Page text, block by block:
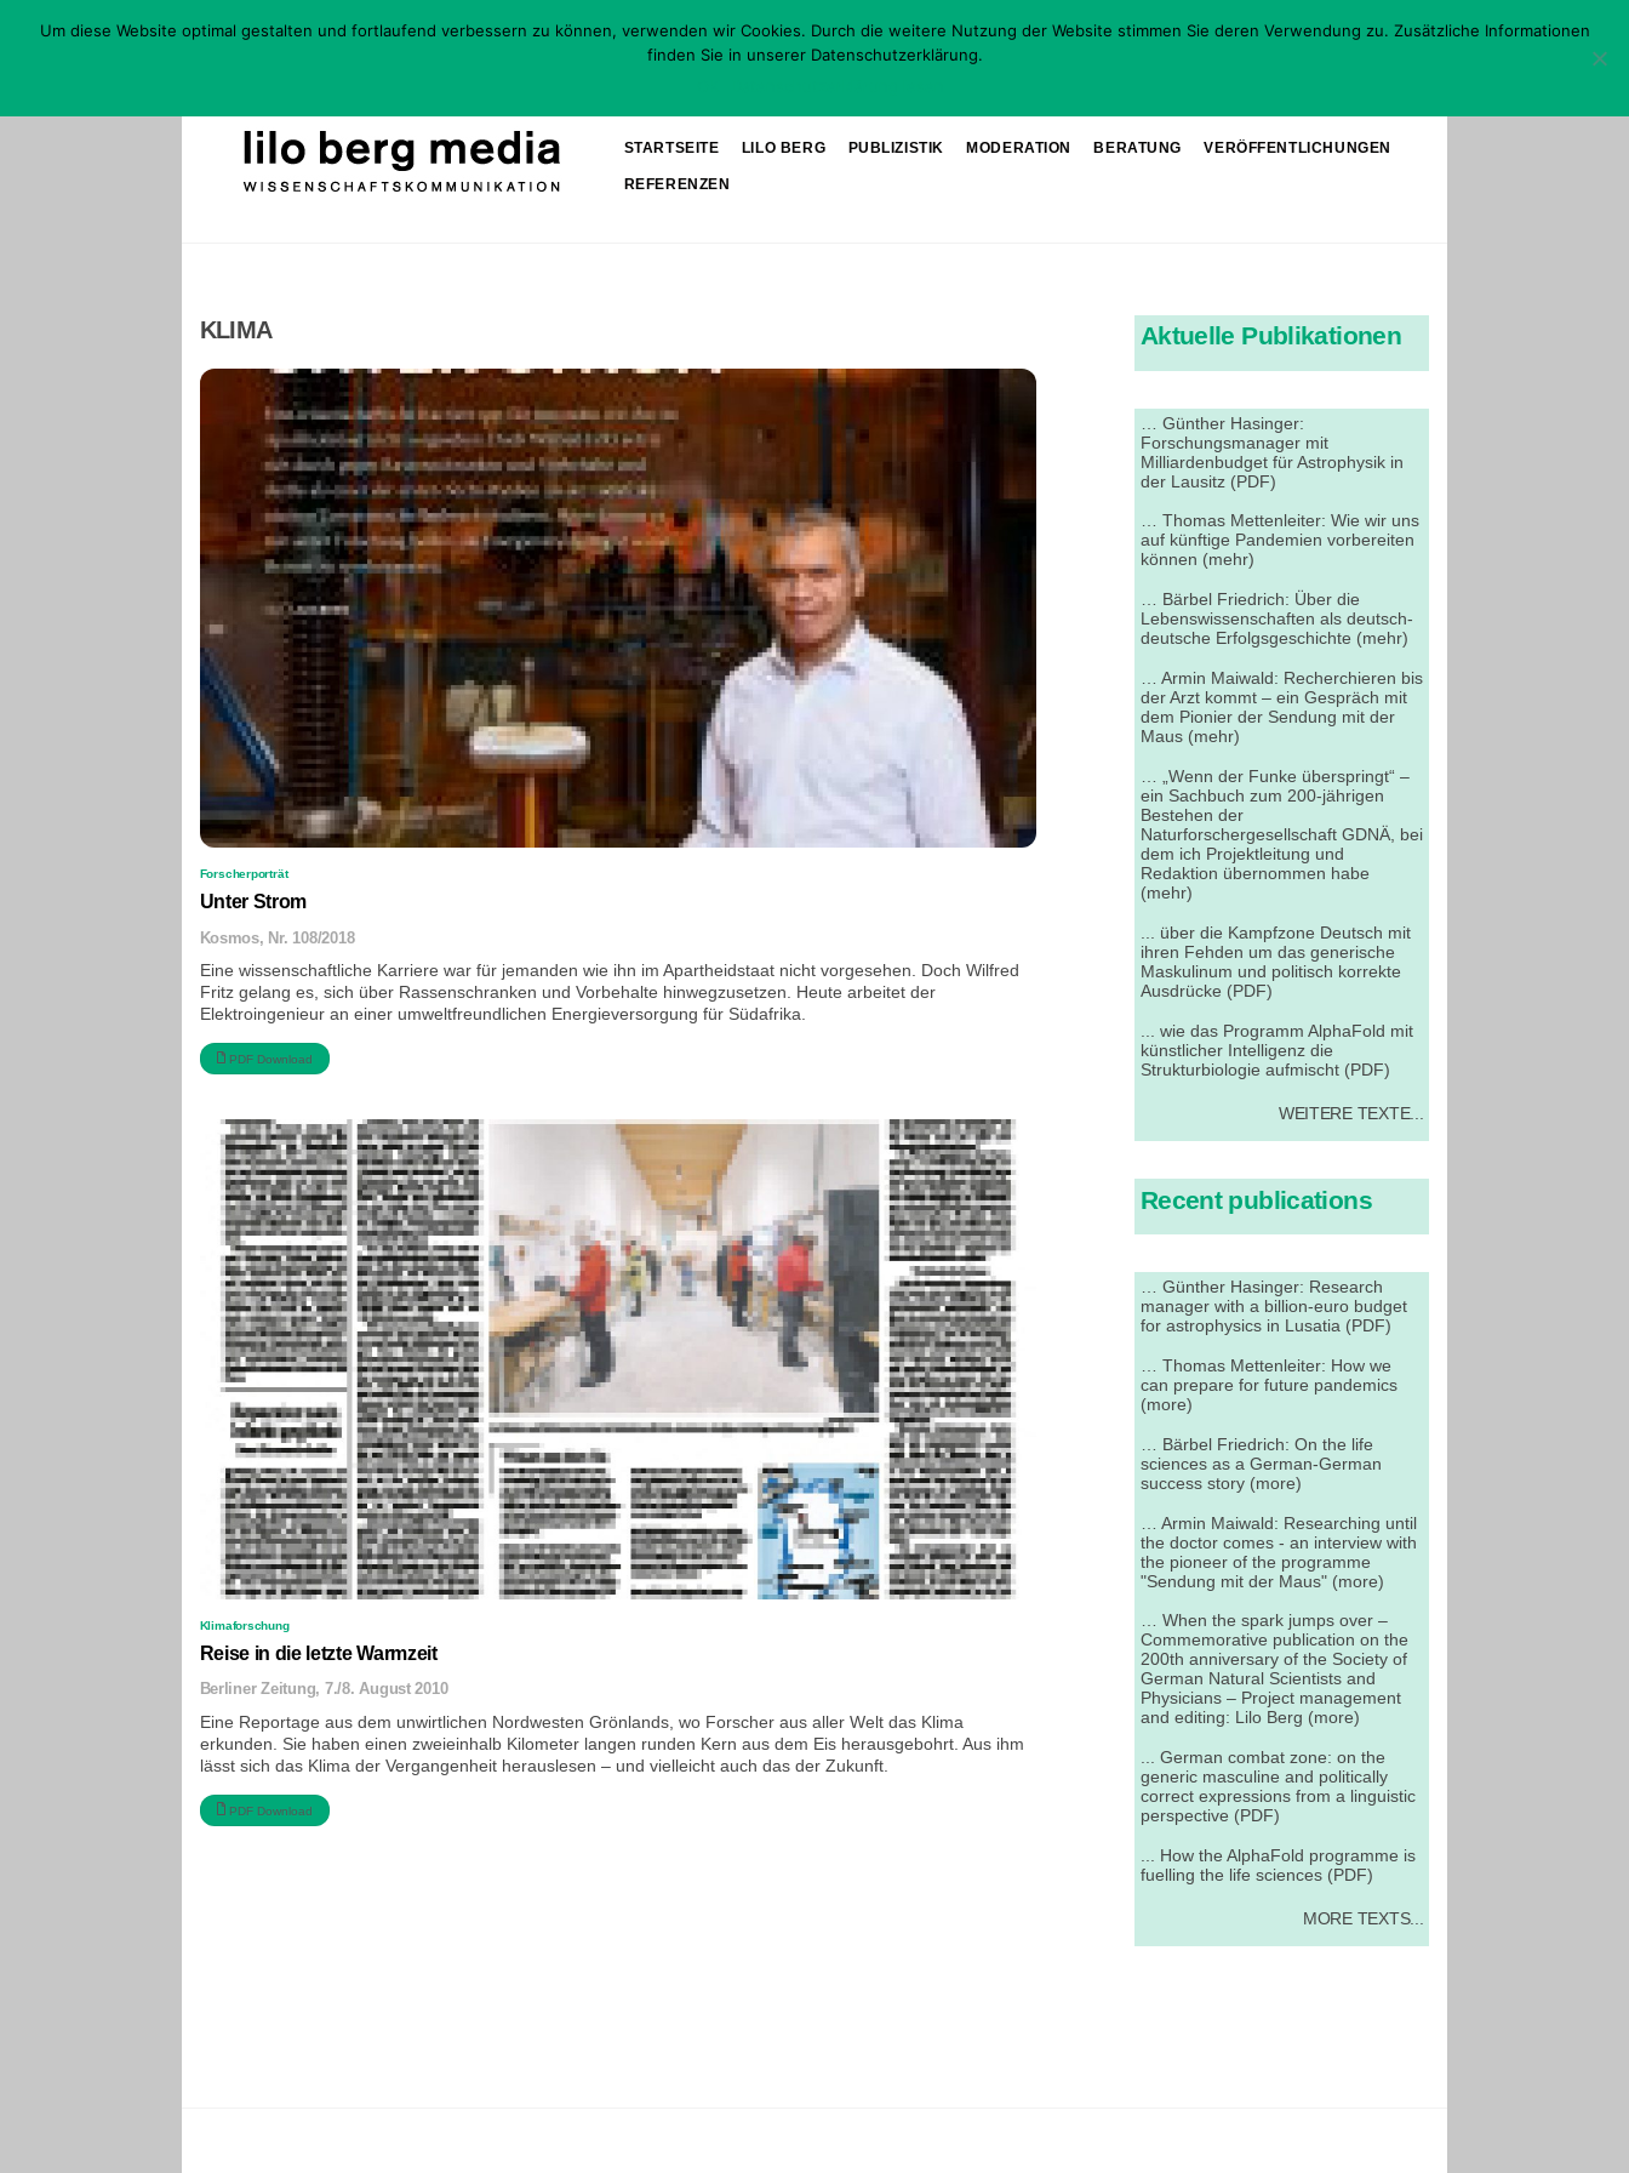
to
STARTSEITE LILO BERG PUBLIZISTIK MODERATION BERATUNG VERÖFFENTLICHUNGEN
REFERENZEN
KLIMA
Forscherporträt
Unter Strom
Kosmos, Nr. 108/2018
Eine wissenschaftliche Karriere war für jemanden wie ihn im Apartheidstaat nicht vorgesehen. Doch Wilfred
Fritz gelang es, sich über Rassenschranken und Vorbehalte hinwegzusetzen. Heute arbeitet der
Elektroingenieur an einer umweltfreundlichen Energieversorgung für Südafrika.
PDF Download
Klimaforschung
Reise in die letzte Warmzeit
Berliner Zeitung, 7./8. August 2010
Eine Reportage aus dem unwirtlichen Nordwesten Grönlands, wo Forscher aus aller Welt das Klima
erkunden. Sie haben einen zweieinhalb Kilometer langen runden Kern aus dem Eis herausgebohrt. Aus ihm
lässt sich das Klima der Vergangenheit herauslesen – und vielleicht auch das der Zukunft.
PDF Download
Aktuelle Publikationen
… Günther Hasinger:
Forschungsmanager mit
Milliardenbudget für Astrophysik in
der Lausitz (PDF)
… Thomas Mettenleiter: Wie wir uns
auf künftige Pandemien vorbereiten
können (mehr)
… Bärbel Friedrich: Über die
Lebenswissenschaften als deutsch-
deutsche Erfolgsgeschichte (mehr)
… Armin Maiwald: Recherchieren bis
der Arzt kommt – ein Gespräch mit
dem Pionier der Sendung mit der
Maus (mehr)
… „Wenn der Funke überspringt“ –
ein Sachbuch zum 200-jährigen
Bestehen der
Naturforschergesellschaft GDNÄ, bei
dem ich Projektleitung und
Redaktion übernommen habe
(mehr)
... über die Kampfzone Deutsch mit
ihren Fehden um das generische
Maskulinum und politisch korrekte
Ausdrücke (PDF)
... wie das Programm AlphaFold mit
künstlicher Intelligenz die
Strukturbiologie aufmischt (PDF)
WEITERE TEXTE...
Recent publications
… Günther Hasinger: Research
manager with a billion-euro budget
for astrophysics in Lusatia (PDF)
… Thomas Mettenleiter: How we
can prepare for future pandemics
(more)
… Bärbel Friedrich: On the life
sciences as a German-German
success story (more)
… Armin Maiwald: Researching until
the doctor comes - an interview with
the pioneer of the programme
"Sendung mit der Maus" (more)
… When the spark jumps over –
Commemorative publication on the
200th anniversary of the Society of
German Natural Scientists and
Physicians – Project management
and editing: Lilo Berg (more)
... German combat zone: on the
generic masculine and politically
correct expressions from a linguistic
perspective (PDF)
... How the AlphaFold programme is
fuelling the life sciences (PDF)
MORE TEXTS...
Um diese Website optimal gestalten und fortlaufend verbessern zu können, verwenden wir Cookies. Durch die weitere Nutzung der Website stimmen Sie deren Verwendung zu. Zusätzliche Informationen
finden Sie in unserer Datenschutzerklärung.